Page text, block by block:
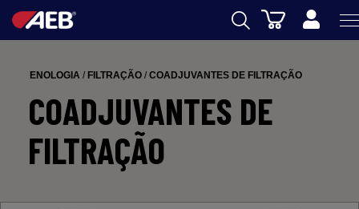
CERVEJA
FOOD
Carrinho
ENOLOGIA / FILTRAÇÃO / COADJUVANTES DE FILTRAÇÃO
COADJUVANTES DE
FILTRAÇÃO